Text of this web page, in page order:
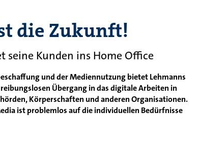
die Zukunft!
seine Kunden ins Home Office
und der Mediennutzung bietet Lehmanns
Übergang in das digitale Arbeiten in
Körperschaften und anderen Organisationen.
ist problemlos auf die individuellen Bedürfnisse